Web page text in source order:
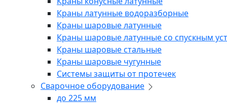
Краны латунные водоразборные
Краны шаровые латунные
Краны шаровые латунные со спускным
Краны шаровые стальные
Краны шаровые чугунные
Системы защиты от протечек
Сварочное оборудование
до 225 мм